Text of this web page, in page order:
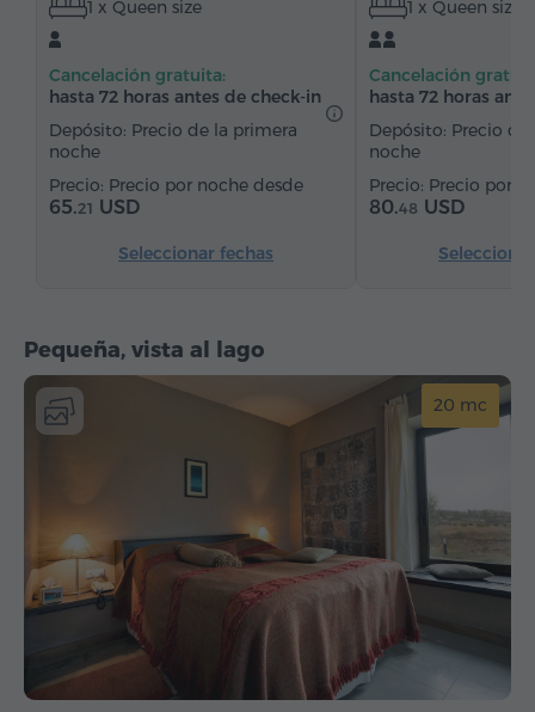
Artículos de tocador Pantuflas
Secador de pelo
Armario/Guardarropa Silla
Servicio despertador
Canales de satélite
Suelos de parquet Refriderador
1 x Queen size
Cancelación gratuita:
hasta 72 horas antes de check-in
Depósito: Precio de la primera
noche
Precio por noche desde
65.21 USD
Seleccionar fechas
1 x Queen size
Cancelación
hasta 72 horas
Depósito: Precio
noche
Precio por
80.48 USD
Pequeña, vista al lago
20 mc